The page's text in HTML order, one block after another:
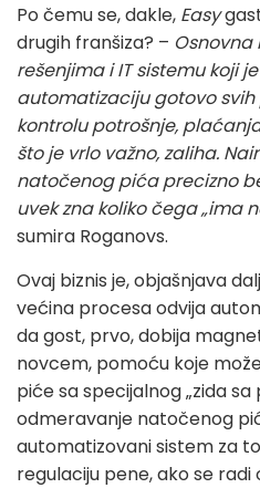
Po čemu se, dakle, Easy
drugih franšiza? –
rešenjima i IT sistemu koji
automatizaciju gotovo
kontrolu potrošnje,
što je vrlo važno, zaliha.
natočenog pića precizno
uvek zna koliko čega „ima
sumira Roganovs.
Ovaj biznis je, objašnjava
većina procesa odvija
da gost, prvo, dobija
novcem, pomoću koje
piće sa specijalnog „zida sa
odmeravanje natočenog
automatizovani sistem za
regulaciju pene, ako se radi